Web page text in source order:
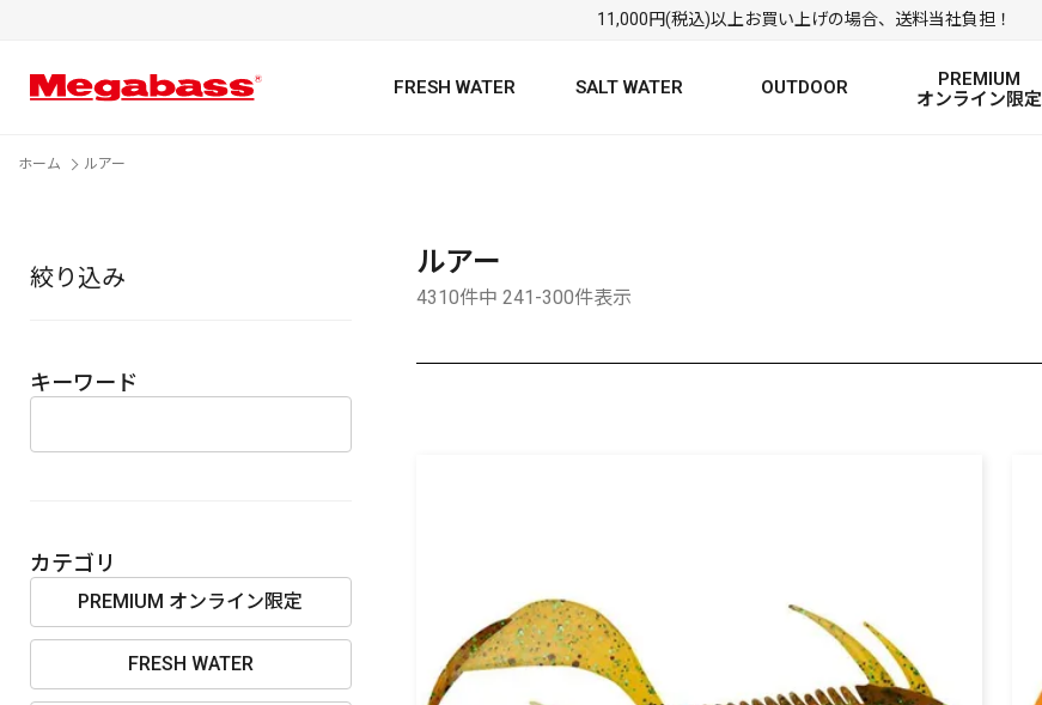
11,000円(税込)以上お買い上げの場合、送料当社負担！
FRESH WATER SALT WATER OUTDOOR
PREMIUM
オンライン限定
カテゴリ
価格 ¥
ホーム ルアー
絞り込み
キーワード
カテゴリ
PREMIUM オンライン限定
FRESH WATER
ルアー
4310件中 241-300件表示